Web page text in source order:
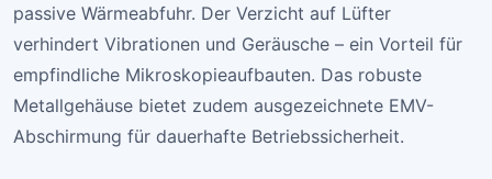
passive Wärmeabfuhr. Der Verzicht auf Lüfter
verhindert Vibrationen und Geräusche – ein Vorteil für
empfindliche Mikroskopieaufbauten. Das robuste
Metallgehäuse bietet zudem ausgezeichnete EMV-
Abschirmung für dauerhafte Betriebssicherheit.